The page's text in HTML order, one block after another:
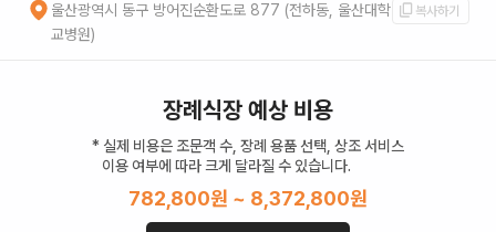
울산광역시 동구 방어진순환도로 877 (전하동, 울산대학
교병원)
복사하기
장례식장 예상 비용
* 실제 비용은 조문객 수, 장례 용품 선택, 상조 서비스
이용 여부에 따라 크게 달라질 수 있습니다.
782,800원 ~ 8,372,800원